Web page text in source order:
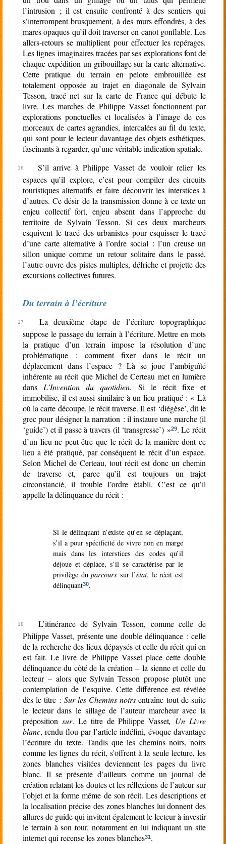
l’intrusion ; il est ensuite confronté à des sentiers qui
s’interrompent brusquement, à des murs effondrés, à des
mares opaques qu’il doit traverser en canot gonflable. Les
allers-retours se multiplient pour effectuer les repérages.
Les lignes imaginaires tracées par ses explorations font de
chaque expédition un gribouillage sur la carte alternative.
Cette pratique du terrain en pelote embrouillée est
totalement opposée au trajet en diagonale de Sylvain
Tesson, tracé net sur la carte de France qui débute le
livre. Les marches de Philippe Vasset fonctionnent par
explorations ponctuelles et localisées à l’image de ces
morceaux de cartes agrandies, intercalées au fil du texte,
qui sont pour le lecteur davantage des objets esthétiques,
fascinants à regarder, qu’une véritable indication spatiale.
S’il arrive à Philippe Vasset de vouloir relier les
espaces qu’il explore, c’est pour compiler des circuits
touristiques alternatifs et faire découvrir les interstices à
d’autres. Ce désir de la transmission donne à ce texte un
enjeu collectif fort, enjeu absent dans l’approche du
territoire de Sylvain Tesson. Si ces deux marcheurs
esquivent le tracé des urbanistes pour esquisser le tracé
d’une carte alternative à l’ordre social : l’un creuse un
sillon unique comme un retour solitaire dans le passé,
l’autre ouvre des pistes multiples, défriche et projette des
excursions collectives futures.
Du terrain à l’écriture
La deuxième étape de l’écriture topographique
suppose le passage du terrain à l’écriture. Mettre en mots
la pratique d’un terrain impose la résolution d’une
problématique : comment fixer dans le récit un
déplacement dans l’espace ? Là se joue l’ambiguïté
inhérente au récit que Michel de Certeau met en lumière
dansL’Invention du quotidien. Si le récit fixe et
immobilise, il est aussi similaire à un lieu pratiqué : « Là
où la carte découpe, le récit traverse. Il est ‘diégèse’, dit le
grec pour désigner la narration : il instaure une marche (il
‘guide’) et il passe à travers (il ‘transgresse’) »29. Le récit
d’un lieu ne peut être que le récit de la manière dont ce
lieu a été pratiqué, par conséquent le récit d’un espace.
Selon Michel de Certeau, tout récit est donc un chemin
de traverse et, parce qu’il est toujours un trajet
circonstancié, il trouble l’ordre établi. C’est ce qu’il
appelle la délinquance du récit :
Si le délinquant n’existe qu’en se déplaçant,
s’il a pour spécificité de vivre non en marge
mais dans les interstices des codes qu’il
déjoue et déplace, s’il se caractérise par le
privilège duparcours sur l’état, le récit est
délinquant30.
L’itinérance de Sylvain Tesson, comme celle de
Philippe Vasset, présente une double délinquance : celle
de la recherche des lieux dépaysés et celle du récit qui en
est fait. Le livre de Philippe Vasset place cette double
délinquance du côté de la création – la sienne et celle du
lecteur – alors que Sylvain Tesson propose plutôt une
contemplation de l’esquive. Cette différence est révélée
dès le titre : Sur les Chemins noirs entraîne tout de suite
le lecteur dans le sillage de l’auteur marcheur avec la
préposition sur. Le titre de Philippe Vasset, Un Livre
blanc, rendu flou par l’article indéfini, évoque davantage
l’écriture du texte. Tandis que les chemins noirs, noirs
comme les lignes du récit, s’offrent à la seule lecture, les
zones blanches visitées deviennent les pages du livre
blanc. Il se présente d’ailleurs comme un journal de
création relatant les doutes et les réflexions de l’auteur sur
l’objet et la forme même de son récit. Les descriptions et
la localisation précise des zones blanches lui donnent des
allures de guide qui invitent également le lecteur à investir
le terrain à son tour, notamment en lui indiquant un site
internet qui recense les zones blanches31.